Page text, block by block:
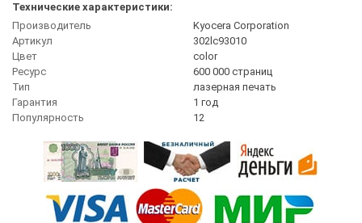
Технические характеристики:
Производитель
Kyocera Corporation
Артикул
302lc93010
Цвет
сolor
Ресурс
600 000 страниц
Тип
лазерная печать
Гарантия
1 год
Популярность
12